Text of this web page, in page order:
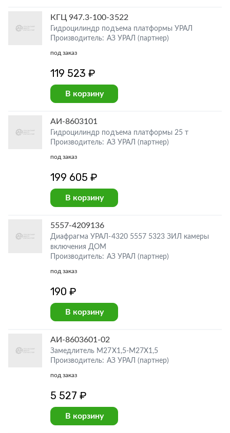
КГЦ 947.3-100-3522
Гидроцилиндр подъема платформы УРАЛ
Производитель: АЗ УРАЛ (партнер)
под заказ
119 523 ₽
В корзину
АИ-8603101
Гидроцилиндр подъема платформы 25 т
Производитель: АЗ УРАЛ (партнер)
под заказ
199 605 ₽
В корзину
5557-4209136
Диафрагма УРАЛ-4320 5557 5323 ЗИЛ камеры
включения ДОМ
Производитель: АЗ УРАЛ (партнер)
под заказ
190 ₽
В корзину
АИ-8603601-02
Замедлитель М27Х1,5-М27Х1,5
Производитель: АЗ УРАЛ (партнер)
под заказ
5 527 ₽
В корзину